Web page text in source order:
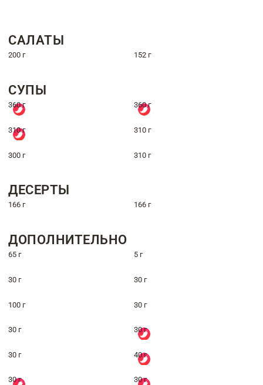
САЛАТЫ
200 г 152 г
СУПЫ
360 г 360 г
310 г 310 г
300 г 310 г
ДЕСЕРТЫ
166 г 166 г
ДОПОЛНИТЕЛЬНО
65 г 5 г
30 г 30 г
100 г 30 г
30 г 30 г
30 г 40 г
30 г 30 г